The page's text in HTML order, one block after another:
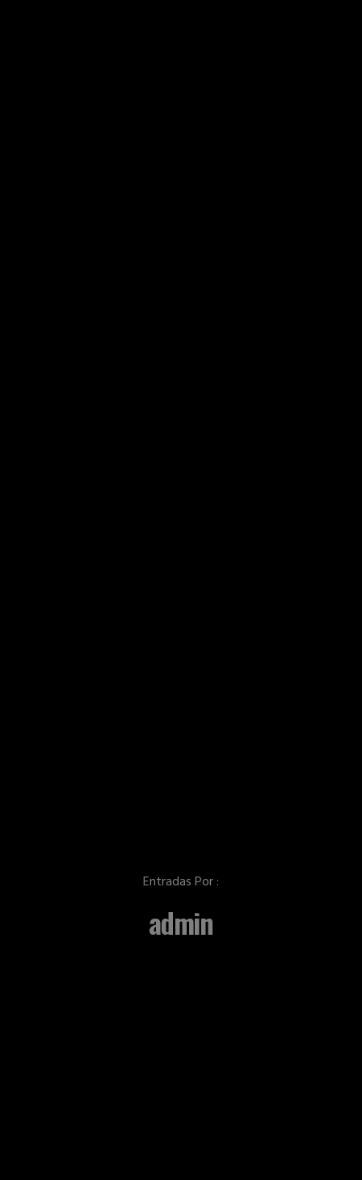
Entradas Por :
admin